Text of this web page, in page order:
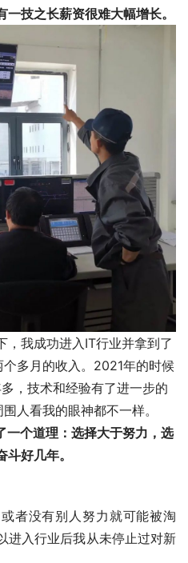
技之长薪资很难大幅增长。
，我成功进入IT行业并拿到了
多月的收入。2021年的时候
，技术和经验有了进一步的
人看我的眼神都不一样。
个道理： 选择大于努力，选
好几年。
者没有别人努力就可能被淘
进入行业后我从未停止过对新